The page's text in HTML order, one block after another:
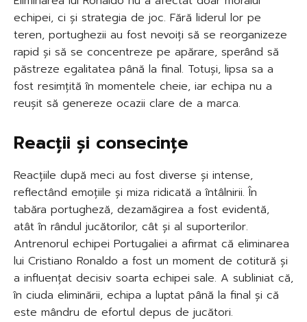
echipei, ci și strategia de joc. Fără liderul lor pe
teren, portughezii au fost nevoiți să se reorganizeze
rapid și să se concentreze pe apărare, sperând să
păstreze egalitatea până la final. Totuși, lipsa sa a
fost resimțită în momentele cheie, iar echipa nu a
reușit să genereze ocazii clare de a marca.
Reacții și consecințe
Reacțiile după meci au fost diverse și intense,
reflectând emoțiile și miza ridicată a întâlnirii. În
tabăra portugheză, dezamăgirea a fost evidentă,
atât în rândul jucătorilor, cât și al suporterilor.
Antrenorul echipei Portugaliei a afirmat că eliminarea
lui Cristiano Ronaldo a fost un moment de cotitură și
a influențat decisiv soarta echipei sale. A subliniat că,
în ciuda eliminării, echipa a luptat până la final și că
este mândru de efortul depus de jucători.